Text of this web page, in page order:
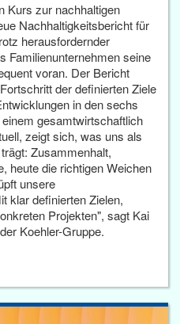
Kurs zur nachhaltigen
Nachhaltigkeitsbericht für
herausfordernder
Familienunternehmen seine
voran. Der Bericht
der definierten Ziele
in den sechs
gesamtwirtschaftlich
zeigt sich, was uns als
Zusammenhalt,
heute die richtigen Weichen
unsere
klar definierten Zielen,
Projekten", sagt Kai
Koehler-Gruppe.